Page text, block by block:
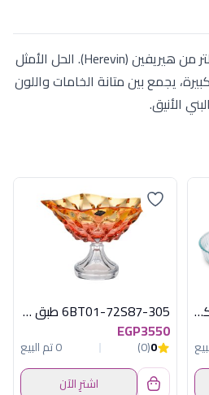
سبت تخزين ضخم بسعة 18 لتر من هيريفين (Herevin). الحل الأمثل
يجمع بين متانة الخامات واللون
الأنيق.
طبق بيتزا مدورة 30سم بيركس
6BT01-72S87-305 طبق اصفر*بينك بوهيمى
EGP3550
0
(0)
0 تم البيع
اشترِ الآن